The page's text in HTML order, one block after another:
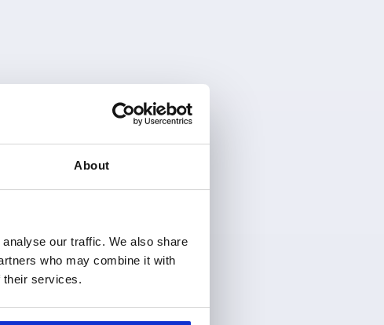
About
our traffic. We also share
who may combine it with
their services.